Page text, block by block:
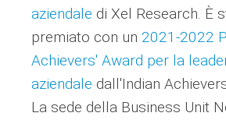
aziendale di Xel Research. È
premiato con un 2021-2022
Achievers' Award per la
aziendale dall'Indian
La sede della Business Unit